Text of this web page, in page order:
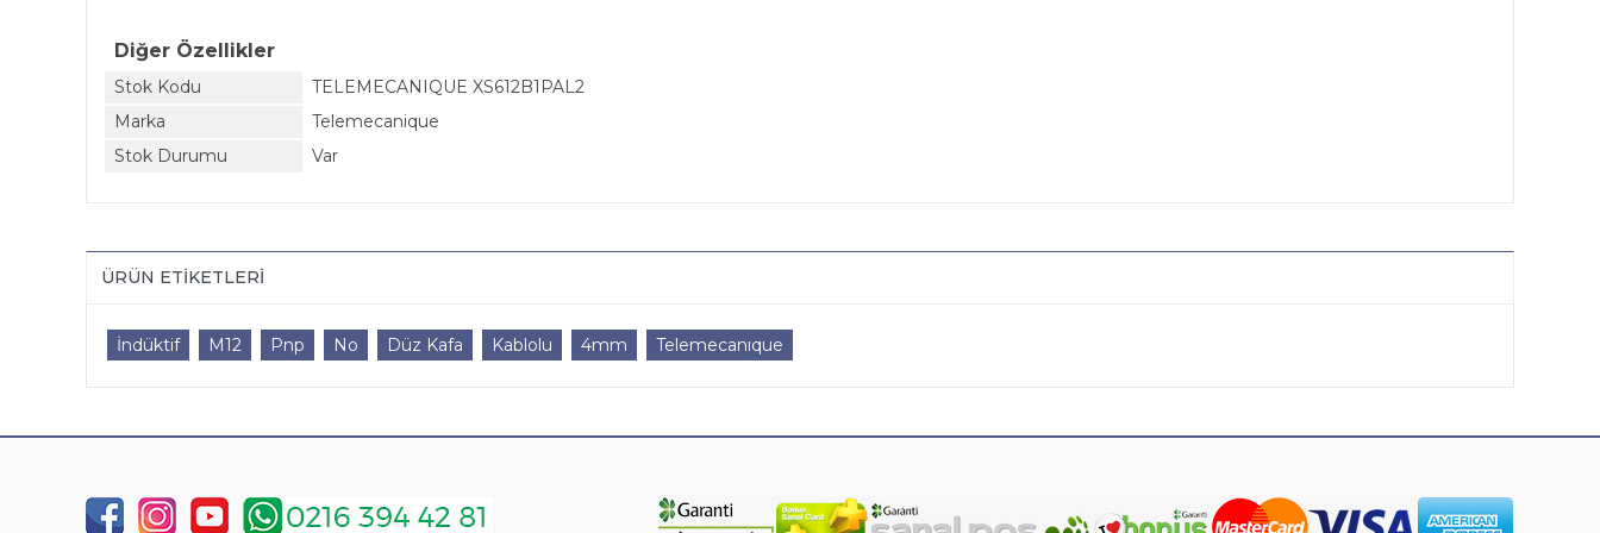
Diğer Özellikler
Stok Kodu
TELEMECANIQUE XS612B1PAL2
Marka
Telemecanique
Stok Durumu
Var
ÜRÜN ETIKETLERI
İndüktif M12 Pnp No Düz Kafa Kablolu 4mm Telemecanıque